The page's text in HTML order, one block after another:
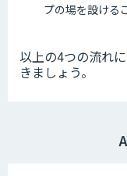
プの場を設ける
以上の4つの流れ
きましょう。